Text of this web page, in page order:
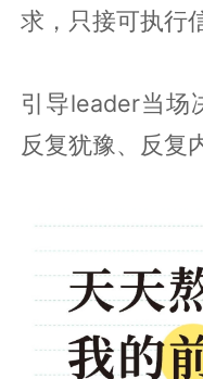
求，只接可执行
引导leader当场
反复犹豫、反复